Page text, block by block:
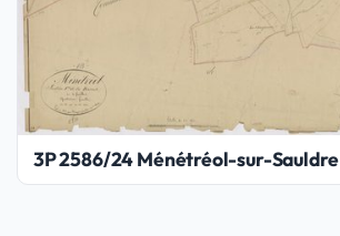
3P 2586/24 Ménétréol-sur-Sauldre